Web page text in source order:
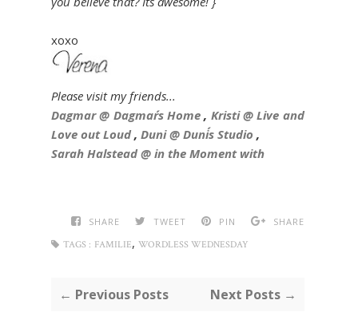
xoxo
Please visit my friends...
Dagmar @ Dagmar´s Home , Kristi @ Live and
Love out Loud, Duni @ Duni´s Studio ,
Sarah Halstead @ in the Moment with
SHARE TWEET PIN
SHARE
TAGS : FAMILIE, WORDLESS WEDNESDAY
← Previous Posts Next Posts →